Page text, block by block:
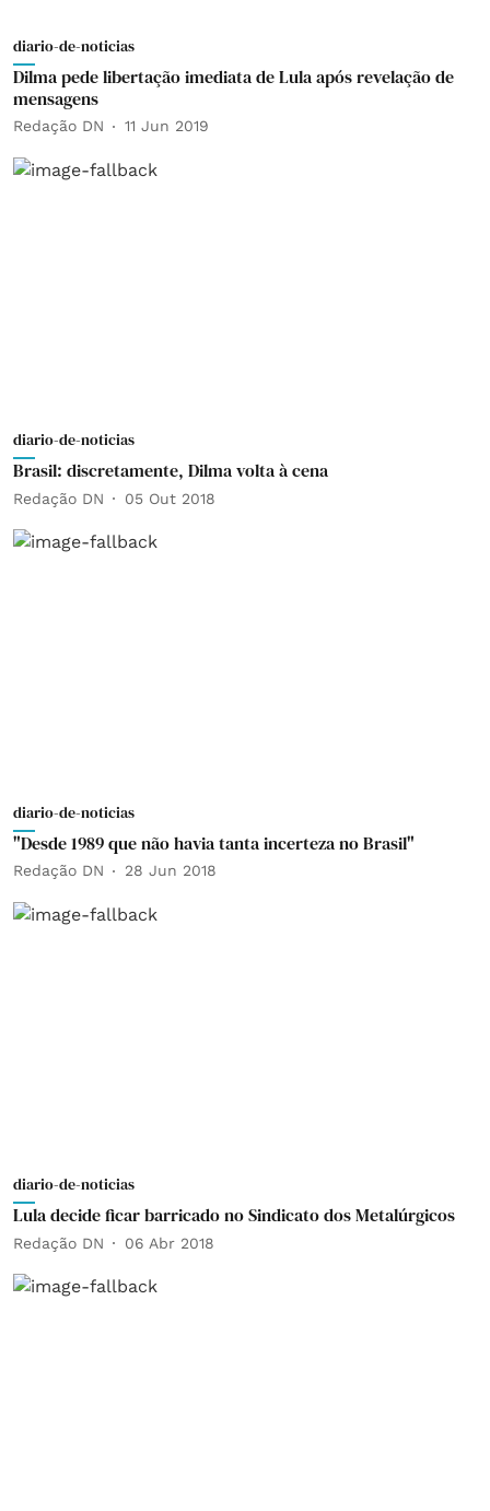
diario-de-noticias
Dilma pede libertação imediata de Lula após revelação de
mensagens
Redação DN 11 Jun 2019
diario-de-noticias
Brasil: discretamente, Dilma volta à cena
Redação DN 05 Out 2018
diario-de-noticias
"Desde 1989 que não havia tanta incerteza no Brasil"
Redação DN 28 Jun 2018
diario-de-noticias
Lula decide ficar barricado no Sindicato dos Metalúrgicos
Redação DN 06 Abr 2018